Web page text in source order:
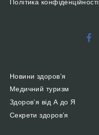
Політика конфіденційності
Новини здоров’я
Медичний туризм
Здоров’я від А до Я
Секрети здоров’я